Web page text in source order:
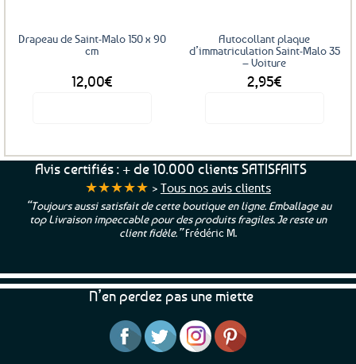
Drapeau de Saint-Malo 150 x 90
cm
12,00€
Autocollant plaque
d’immatriculation Saint-Malo 35
– Voiture
2,95€
Avis certifiés : + de 10.000 clients SATISFAITS
★★★★★ > Tous nos avis clients
“Toujours aussi satisfait de cette boutique en ligne. Emballage au
top Livraison impeccable pour des produits fragiles. Je reste un
client fidèle.”Frédéric M.
N’en perdez pas une miette